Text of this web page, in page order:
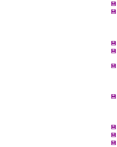
💾
💾
💾
💾
💾
💾
💾
💾
💾